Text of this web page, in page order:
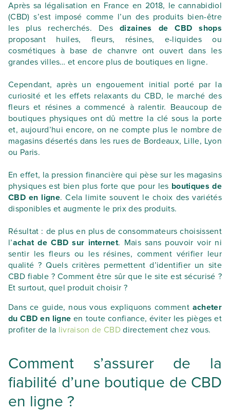
Après sa légalisation en France en 2018, le cannabidiol
(CBD) s’est imposé comme l’un des produits bien-être
les plus recherchés. Desdizaines de CBD shops
proposant huiles, fleurs, résines, e-liquides ou
cosmétiques à base de chanvre ont ouvert dans les
grandes villes… et encore plus de boutiques en ligne.
Cependant, après un engouement initial porté par la
curiosité et les effets relaxants du CBD, le marché des
fleurs et résines a commencé à ralentir. Beaucoup de
boutiques physiques ont dû mettre la clé sous la porte
et, aujourd’hui encore, on ne compte plus le nombre de
magasins désertés dans les rues de Bordeaux, Lille, Lyon
ou Paris.
En effet, la pression financière qui pèse sur les magasins
physiques est bien plus forte que pour les boutiques de
CBD en ligne. Cela limite souvent le choix des variétés
disponibles et augmente le prix des produits.
Résultat : de plus en plus de consommateurs choisissent
l’achat de CBD sur internet. Mais sans pouvoir voir ni
sentir les fleurs ou les résines, comment vérifier leur
qualité ? Quels critères permettent d’identifier un site
CBD fiable ? Comment être sûr que le site est sécurisé ?
Et surtout, quel produit choisir ?
Dans ce guide, nous vous expliquons comment acheter
du CBD en ligne en toute confiance, éviter les pièges et
profiter de la livraison de CBDdirectement chez vous.
Comment s’assurer de la
fiabilité d’une boutique de CBD
en ligne ?